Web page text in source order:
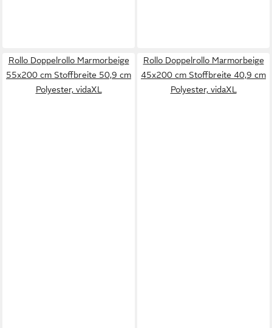
Rollo Doppelrollo Marmorbeige
55x200 cm Stoffbreite 50,9 cm
Polyester, vidaXL
Rollo Doppelrollo Marmorbeige
45x200 cm Stoffbreite 40,9 cm
Polyester, vidaXL